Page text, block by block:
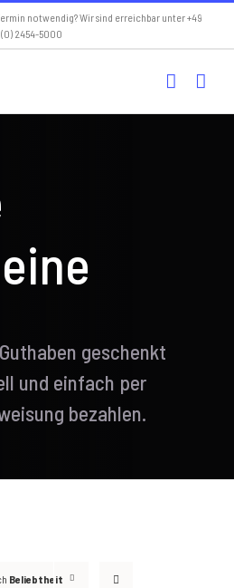
notwendig? Wir sind erreichbar unter +49
(0) 2454-5000
geschenkt
und einfach per
bezahlen.
Beliebtheit